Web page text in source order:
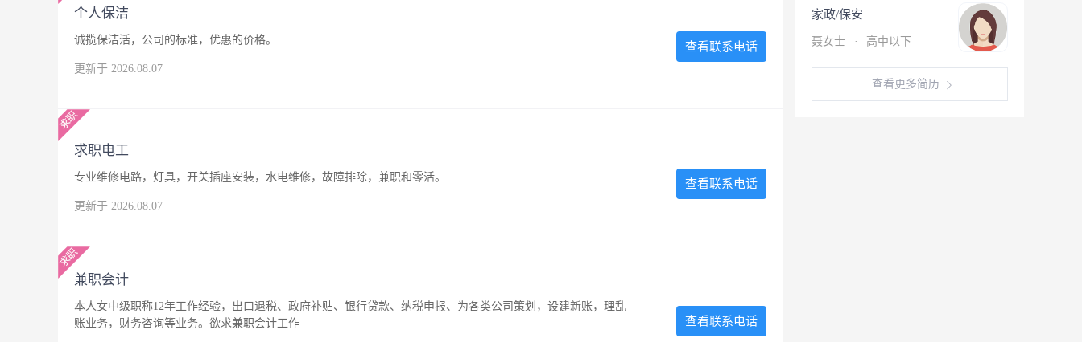
家政/保安
聂女士 · 高中以下
查看更多简历
个人保洁
诚揽保洁活，公司的标准，优惠的价格。
更新于 2026.08.07
查看联系电话
求职电工
专业维修电路，灯具，开关插座安装，水电维修，故障排除，兼职和零活。
更新于 2026.08.07
查看联系电话
兼职会计
本人女中级职称12年工作经验，出口退税、政府补贴、银行贷款、纳税申报、为各类公司策划，设建新账，理乱
账业务，财务咨询等业务。欲求兼职会计工作
查看联系电话